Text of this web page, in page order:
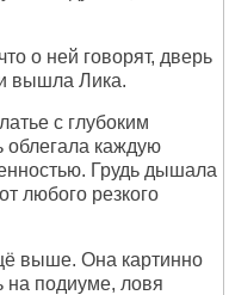
о ней говорят, дверь
вышла Лика.
с глубоким
облегала каждую
Грудь дышала
любого резкого
выше. Она картинно
на подиуме, ловя